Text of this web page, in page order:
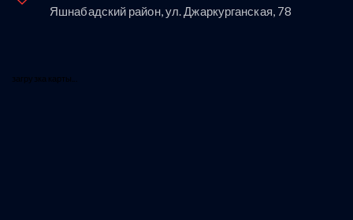
Яшнабадский район, ул. Джаркурганская, 78
загрузка карты...